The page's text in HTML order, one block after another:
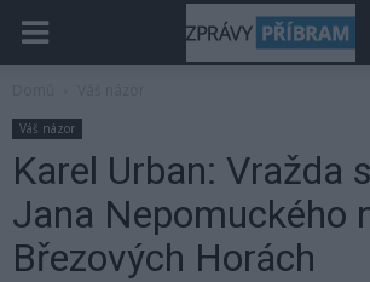
Váš názor
Karel Urban: Vražda
Jana Nepomuckého
Březových Horách